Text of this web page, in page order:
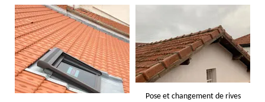
Pose et changement de rives